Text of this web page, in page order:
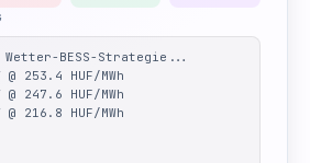
BESS-Strategie...
253.4 HUF/MWh
247.6 HUF/MWh
216.8 HUF/MWh